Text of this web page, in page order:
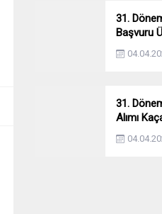
31.
Başvuru
Bankaya
31.
Alımı
Yıllara